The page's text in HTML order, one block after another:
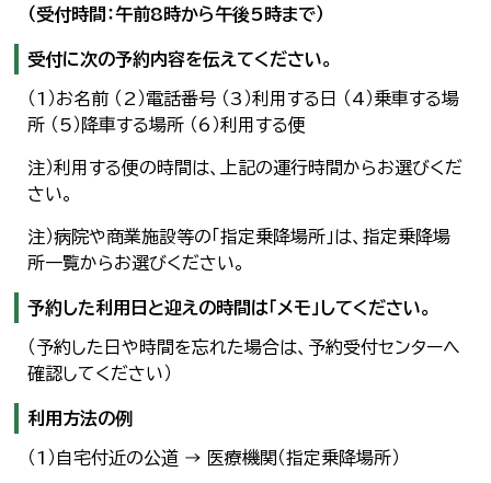
（受付時間：午前8時から午後5時まで）
受付に次の予約内容を伝えてください。
（1）お名前 （2）電話番号 （3）利用する日 （4）乗車する場
所 （5）降車する場所 （6）利用する便
注）利用する便の時間は、上記の運行時間からお選びくだ
さい。
注）病院や商業施設等の「指定乗降場所」は、指定乗降場
所一覧からお選びください。
予約した利用日と迎えの時間は「メモ」してください。
（予約した日や時間を忘れた場合は、予約受付センターへ
確認してください）
利用方法の例
（1）自宅付近の公道 → 医療機関（指定乗降場所）